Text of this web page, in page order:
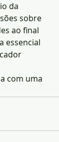
da
sobre
ao final
essencial
com uma